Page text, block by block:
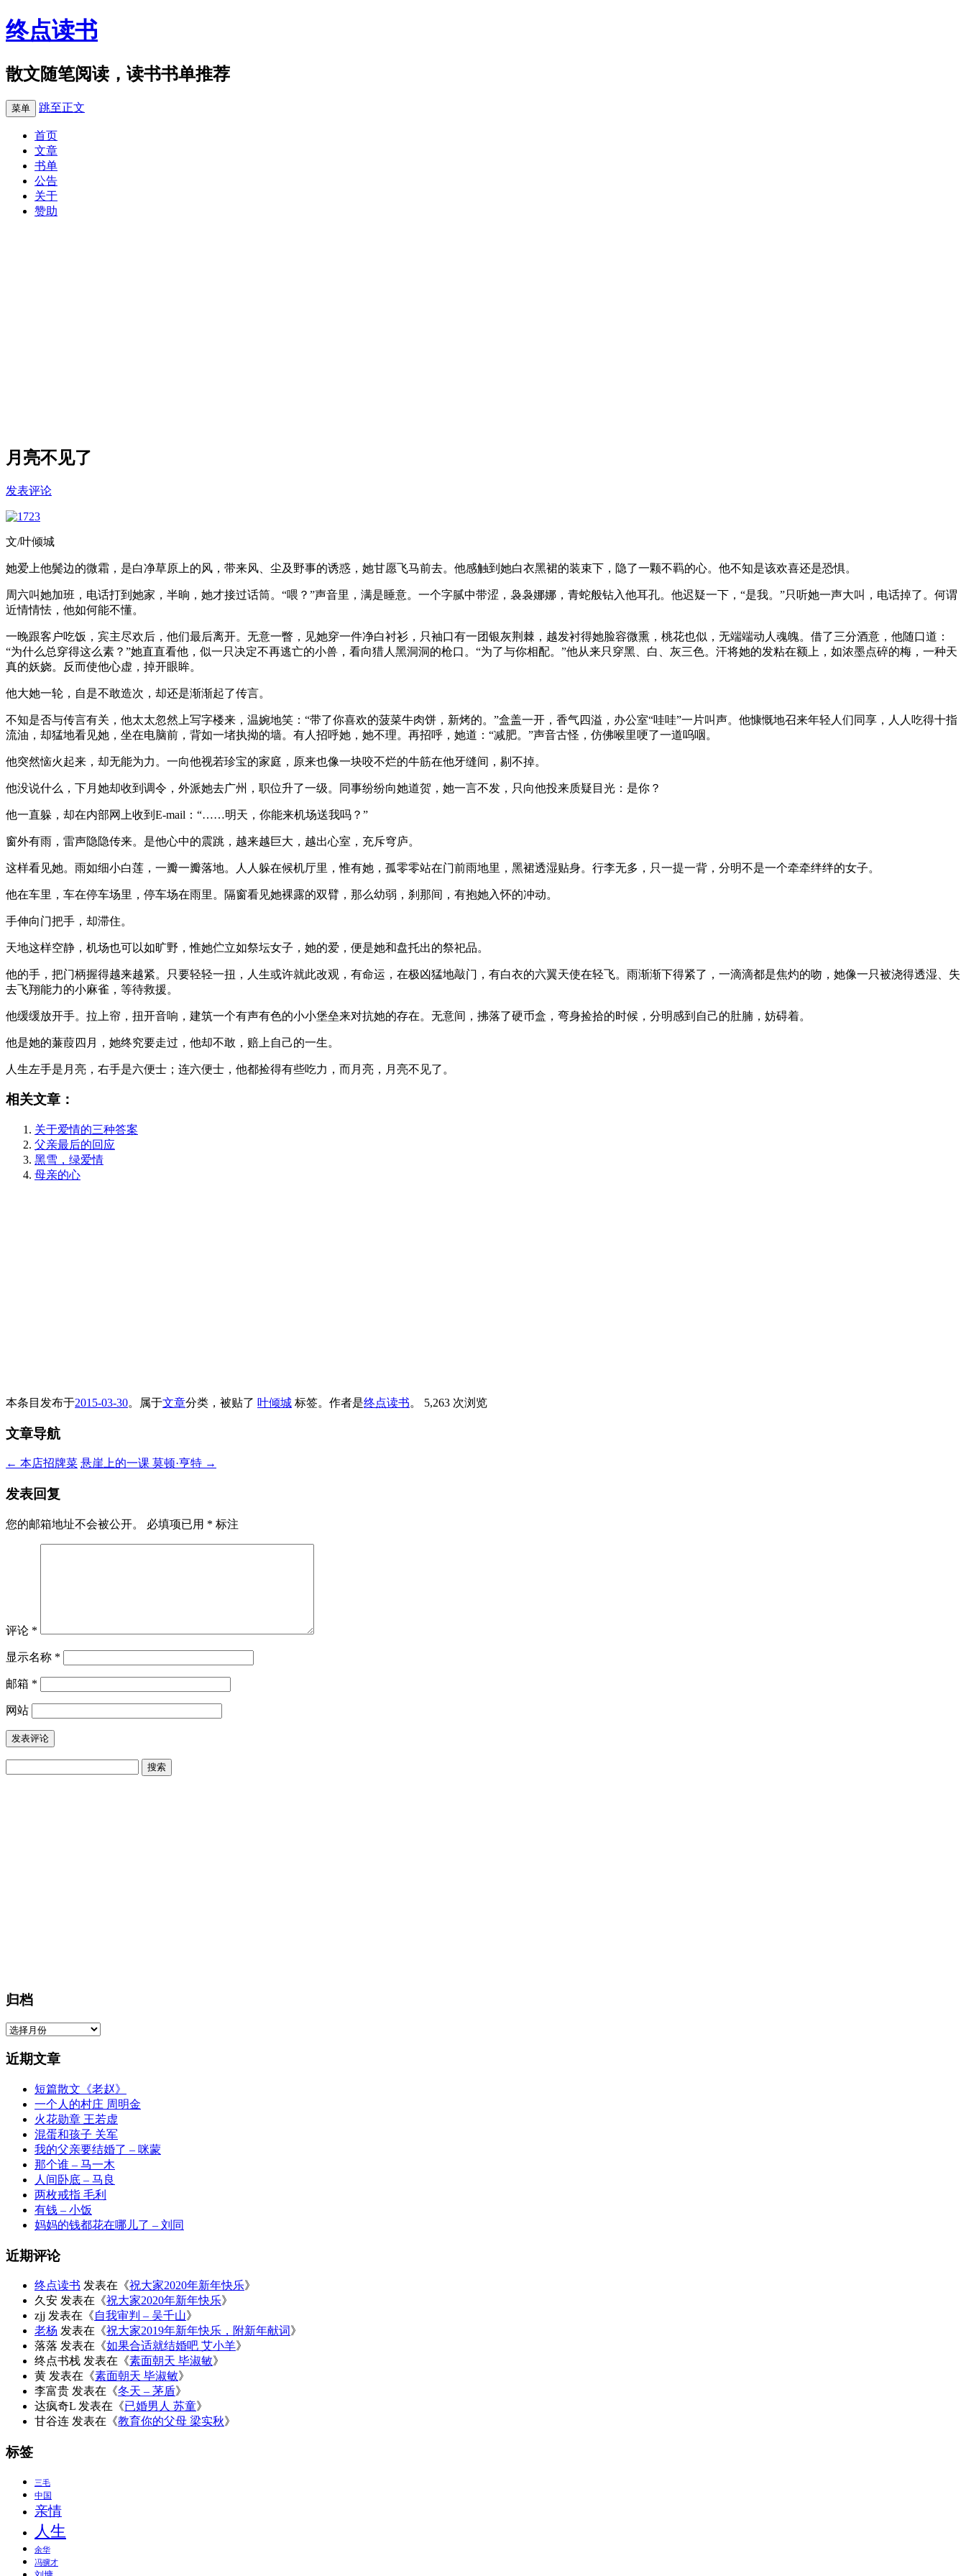
终点读书
散文随笔阅读，读书书单推荐
菜单 跳至正文
首页
文章
书单
公告
关于
赞助
月亮不见了
发表评论
文/叶倾城
她爱上他鬓边的微霜，是白净草原上的风，带来风、尘及野事的诱惑，她甘愿飞马前去。他感触到她白衣黑裙的装束下，隐了一颗不羁的心。他不知是该欢喜还是恐惧。
周六叫她加班，电话打到她家，半晌，她才接过话筒。“喂？”声音里，满是睡意。一个字腻中带涩，袅袅娜娜，青蛇般钻入他耳孔。他迟疑一下，“是我。”只听她一声大叫，电话掉了。何谓
近情情怯，他如何能不懂。
一晚跟客户吃饭，宾主尽欢后，他们最后离开。无意一瞥，见她穿一件净白衬衫，只袖口有一团银灰荆棘，越发衬得她脸容微熏，桃花也似，无端端动人魂魄。借了三分酒意，他随口道：
“为什么总穿得这么素？”她直直看他，似一只决定不再逃亡的小兽，看向猎人黑洞洞的枪口。“为了与你相配。”他从来只穿黑、白、灰三色。汗将她的发粘在额上，如浓墨点碎的梅，一种天
真的妖娆。反而使他心虚，掉开眼眸。
他大她一轮，自是不敢造次，却还是渐渐起了传言。
不知是否与传言有关，他太太忽然上写字楼来，温婉地笑：“带了你喜欢的菠菜牛肉饼，新烤的。”盒盖一开，香气四溢，办公室“哇哇”一片叫声。他慷慨地召来年轻人们同享，人人吃得十指
流油，却猛地看见她，坐在电脑前，背如一堵执拗的墙。有人招呼她，她不理。再招呼，她道：“减肥。”声音古怪，仿佛喉里哽了一道呜咽。
他突然恼火起来，却无能为力。一向他视若珍宝的家庭，原来也像一块咬不烂的牛筋在他牙缝间，剔不掉。
他没说什么，下月她却收到调令，外派她去广州，职位升了一级。同事纷纷向她道贺，她一言不发，只向他投来质疑目光：是你？
他一直躲，却在内部网上收到E-mail：“……明天，你能来机场送我吗？”
窗外有雨，雷声隐隐传来。是他心中的震跳，越来越巨大，越出心室，充斥穹庐。
这样看见她。雨如细小白莲，一瓣一瓣落地。人人躲在候机厅里，惟有她，孤零零站在门前雨地里，黑裙透湿贴身。行李无多，只一提一背，分明不是一个牵牵绊绊的女子。
他在车里，车在停车场里，停车场在雨里。隔窗看见她裸露的双臂，那么幼弱，刹那间，有抱她入怀的冲动。
手伸向门把手，却滞住。
天地这样空静，机场也可以如旷野，惟她伫立如祭坛女子，她的爱，便是她和盘托出的祭祀品。
他的手，把门柄握得越来越紧。只要轻轻一扭，人生或许就此改观，有命运，在极凶猛地敲门，有白衣的六翼天使在轻飞。雨渐渐下得紧了，一滴滴都是焦灼的吻，她像一只被浇得透湿、失
去飞翔能力的小麻雀，等待救援。
他缓缓放开手。拉上帘，扭开音响，建筑一个有声有色的小小堡垒来对抗她的存在。无意间，拂落了硬币盒，弯身捡拾的时候，分明感到自己的肚腩，妨碍着。
他是她的蒹葭四月，她终究要走过，他却不敢，赔上自己的一生。
人生左手是月亮，右手是六便士；连六便士，他都捡得有些吃力，而月亮，月亮不见了。
相关文章：
关于爱情的三种答案
父亲最后的回应
黑雪，绿爱情
母亲的心
本条目发布于2015-03-30。属于文章分类，被贴了 叶倾城 标签。 作者是终点读书。 5,263 次浏览
文章导航
← 本店招牌菜 悬崖上的一课 莫顿·亨特 →
发表回复
您的邮箱地址不会被公开。 必填项已用 * 标注
评论 *
显示名称 *
邮箱 *
网站
归档
归
近期文章
短篇散文《老赵》
一个人的村庄 周明金
火花勋章 王若虚
混蛋和孩子 关军
我的父亲要结婚了 – 咪蒙
那个谁 – 马一木
人间卧底 – 马良
两枚戒指 毛利
有钱 – 小饭
妈妈的钱都花在哪儿了 – 刘同
近期评论
终点读书 发表在《祝大家2020年新年快乐》
久安 发表在《祝大家2020年新年快乐》
zjj 发表在《自我审判 – 吴千山》
老杨 发表在《祝大家2019年新年快乐，附新年献词》
落落 发表在《如果合适就结婚吧 艾小羊》
终点书栈 发表在《素面朝天 毕淑敏》
黄 发表在《素面朝天 毕淑敏》
李富贵 发表在《冬天 – 茅盾》
达疯奇L 发表在《已婚男人 苏童》
甘谷连 发表在《教育你的父母 梁实秋》
标签
三毛
中国
亲情
人生
余华
冯骥才